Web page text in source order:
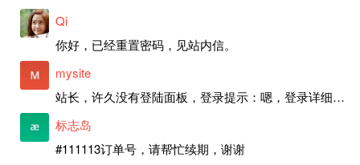
Qi
你好，已经重置密码，见站内信。
mysite
站长，许久没有登陆面板，登录提示：嗯，登录详细信息似乎不正确。请重试。 网站还可以正常使用。如果是密码问题请帮忙重置一下密码。谢谢。订单号：97790，账号：aa20210950。 站长，提交了工单，你回复续期成功，不过我的问题是面部登陆信息有问题，一直是初始密码，现在无法登陆，有时间麻烦排查一下。
标志岛
#111113订单号，请帮忙续期，谢谢